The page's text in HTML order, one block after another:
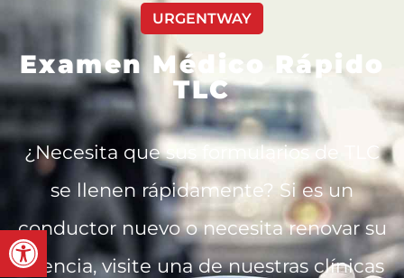
Open toolbar
URGENTWAY
Examen Médico Rápido
TLC
¿Necesita que sus formularios de TLC
se llenen rápidamente? Si es un
conductor nuevo o necesita renovar su
licencia, visite una de nuestras clínicas